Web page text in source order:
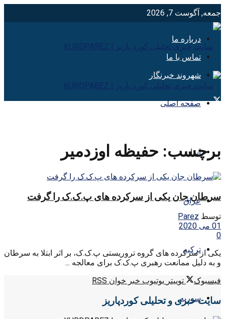
جمعه, آگوست 7, 2026
درباره ما
تماس با ما
شهروند خبرنگار
صفحه اصلی
ایران
عراق
ترکیه
سوریه
برچسب: حفیظه اوزدمیر
سرطان جان یکی از سرکرده های پ.ک.ک را گرفت
توسط Parez
01 می 2020
0
یکی از سرکرده های گروه تروریستی پ.ک.ک، بر اثر ابتلا به سرطان
و به دلیل ممانعت رهبری پ.ک.ک برای معالجه ...
فیسبوک
توییتر یوتیوب خبر خوان RSS
سایت خبری و تحلیلی کوردپاریز